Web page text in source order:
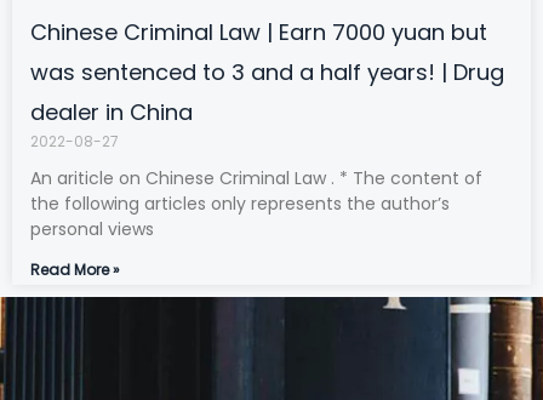
Chinese Criminal Law | Earn 7000 yuan but
was sentenced to 3 and a half years! | Drug
dealer in China
2022-08-27
An ariticle on Chinese Criminal Law . * The content of
the following articles only represents the author’s
personal views
Read More »